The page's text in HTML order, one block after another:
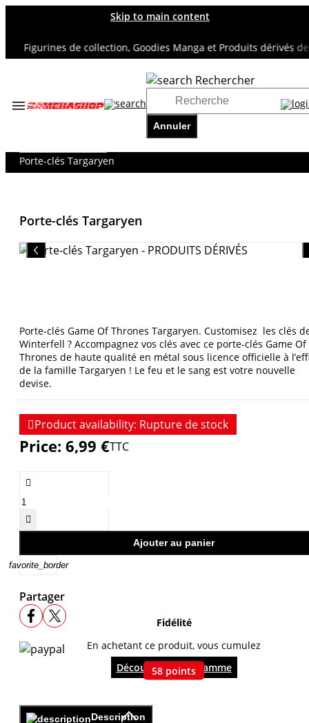
Skip to main content
Figurines de collection, Goodies Manga et Produits dérivés de
Rechercher
Annuler
Accueil
Porte-clés Targaryen
Porte-clés Targaryen
Porte-clés Game Of Thrones Targaryen. Customisez les clés
Winterfell ? Accompagnez vos clés avec ce porte-clés Game Of
Thrones de haute qualité en métal sous licence officielle à
de la famille Targaryen ! Le feu et le sang est votre nouvelle
devise.
Price: 6,99 €TTC


Ajouter au panier
favorite_border
Product availability: Rupture de stock
Partager
Fidélité
En achetant ce produit, vous cumulez
58 points
Découvrir le programme
Description